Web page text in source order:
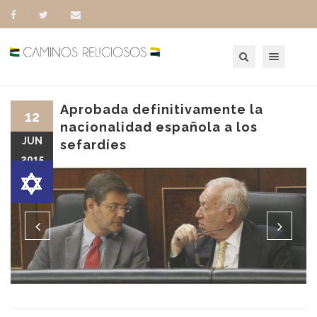
Aprobada definitivamente la
nacionalidad española a los
sefardíes
12
JUN
2015